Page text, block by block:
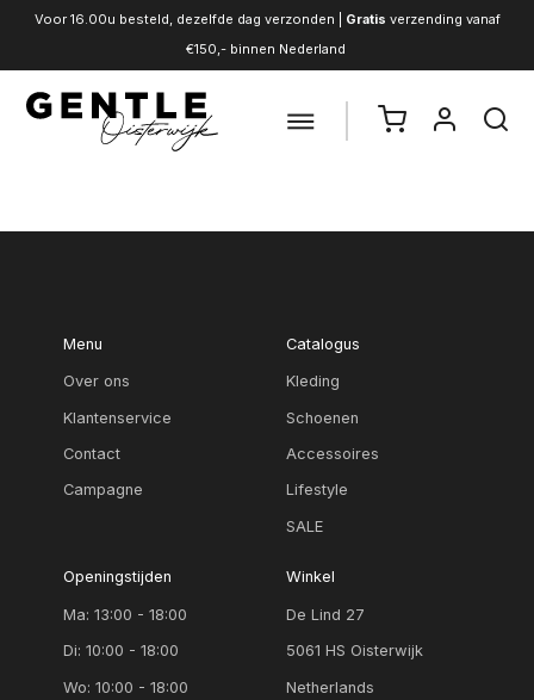
Voor 16.00u besteld, dezelfde dag verzonden | Gratis verzending vanaf
€150,- binnen Nederland
Menu
Over ons
Klantenservice
Contact
Campagne
Catalogus
Kleding
Schoenen
Accessoires
Lifestyle
SALE
Openingstijden
Ma: 13:00 - 18:00
Di: 10:00 - 18:00
Wo: 10:00 - 18:00
Winkel
De Lind 27
5061 HS Oisterwijk
Netherlands